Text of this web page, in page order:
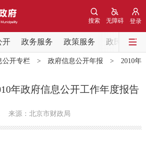
登录
无障碍
搜索
开 政务服务 政策服务 政民互动
国务院信息 中央部委动态
会议信息 部门动态
公开专栏> 政府信息公开年报 > 2010年
年政府信息公开工作年度报告
来源：北京市财政局